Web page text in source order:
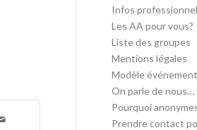
Infos
Les AA pour vous?
Liste des groupes
Mentions légales
Modèle
On parle de nous…
Pourquoi
Prendre contact